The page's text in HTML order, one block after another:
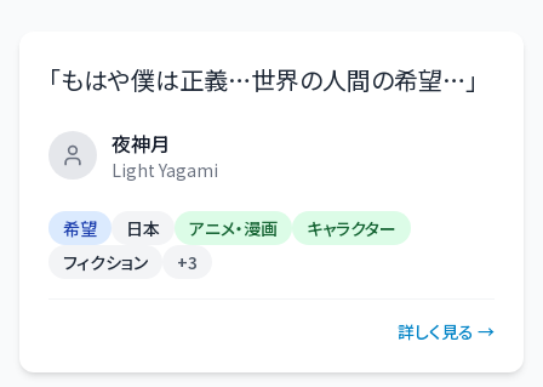
「もはや僕は正義…世界の人間の希望… 」
夜神月
Light Yagami
希望 日本 アニメ・漫画
キャラクター
フィクション
+3
詳しく見る →